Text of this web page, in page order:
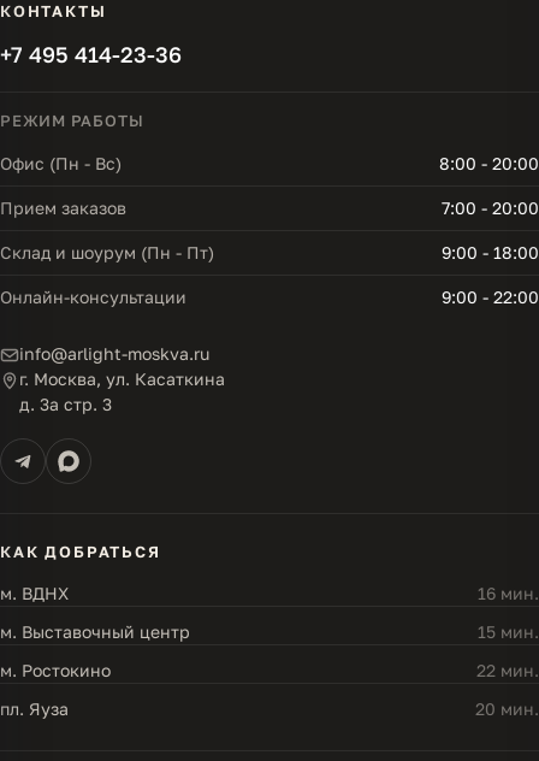
КОНТАКТЫ
+7 495 414-23-36
РЕЖИМ РАБОТЫ
Офис (Пн - Вс) 8:00 - 20:00
Прием заказов 7:00 - 20:00
Склад и шоурум (Пн - Пт) 9:00 - 18:00
Онлайн-консультации 9:00 - 22:00
info@arlight-moskva.ru
г. Москва, ул. Касаткина
д. 3а стр. 3
КАК ДОБРАТЬСЯ
м. ВДНХ
16 мин.
м. Выставочный центр
15 мин.
м. Ростокино
22 мин.
пл. Яуза
20 мин.